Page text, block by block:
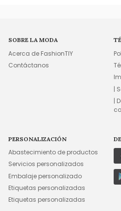
SOBRE LA MODA
Acerca de FashionTIY
Contáctanos
|
|
PERSONALIZACIÓN
Abastecimiento de productos
Servicios personalizados
Embalaje personalizado
Etiquetas personalizadas
Etiquetas personalizadas